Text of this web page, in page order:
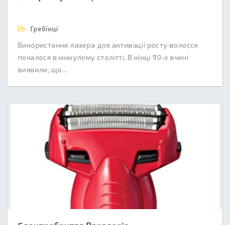
Гребінці
Використання лазера для активації росту волосся
почалося в минулому столітті. В кінці 90-х вчені
виявили, що...